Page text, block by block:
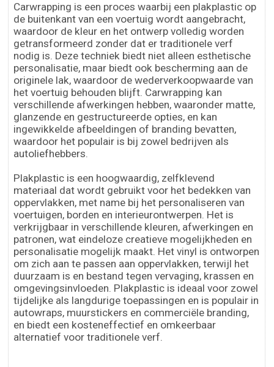
Carwrapping is een proces waarbij een plakplastic op
de buitenkant van een voertuig wordt aangebracht,
waardoor de kleur en het ontwerp volledig worden
getransformeerd zonder dat er traditionele verf
nodig is. Deze techniek biedt niet alleen esthetische
personalisatie, maar biedt ook bescherming aan de
originele lak, waardoor de wederverkoopwaarde van
het voertuig behouden blijft. Carwrapping kan
verschillende afwerkingen hebben, waaronder matte,
glanzende en gestructureerde opties, en kan
ingewikkelde afbeeldingen of branding bevatten,
waardoor het populair is bij zowel bedrijven als
autoliefhebbers.
Plakplastic is een hoogwaardig, zelfklevend
materiaal dat wordt gebruikt voor het bedekken van
oppervlakken, met name bij het personaliseren van
voertuigen, borden en interieurontwerpen. Het is
verkrijgbaar in verschillende kleuren, afwerkingen en
patronen, wat eindeloze creatieve mogelijkheden en
personalisatie mogelijk maakt. Het vinyl is ontworpen
om zich aan te passen aan oppervlakken, terwijl het
duurzaam is en bestand tegen vervaging, krassen en
omgevingsinvloeden. Plakplastic is ideaal voor zowel
tijdelijke als langdurige toepassingen en is populair in
autowraps, muurstickers en commerciële branding,
en biedt een kosteneffectief en omkeerbaar
alternatief voor traditionele verf.